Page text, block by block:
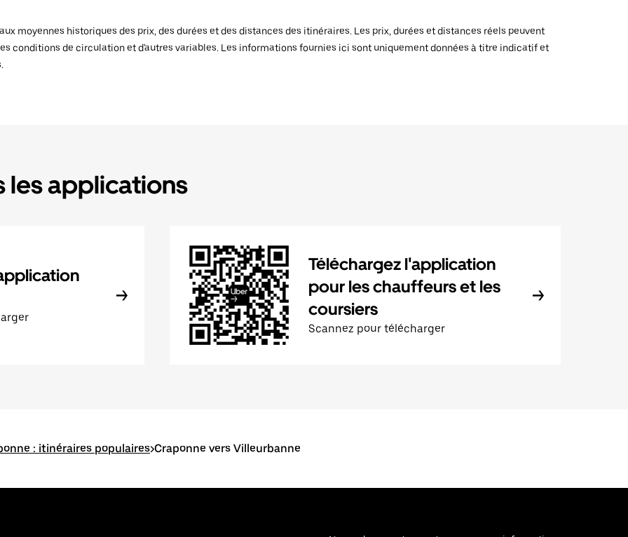
moyennes historiques des prix, des durées et des distances des itinéraires. Les prix, durées et distances réels peuvent
conditions de circulation et d'autres variables. Les informations fournies ici sont uniquement données à titre indicatif et
les applications
Téléchargez l'application
pour les chauffeurs et les
coursiers
Scannez pour télécharger
: itinéraires populaires>Craponne vers Villeurbanne